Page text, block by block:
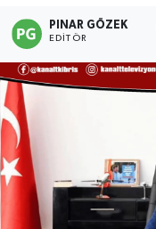
PINAR GÖZEK
EDITÖR